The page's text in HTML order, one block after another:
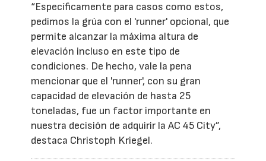
“Específicamente para casos como estos,
pedimos la grúa con el 'runner' opcional, que
permite alcanzar la máxima altura de
elevación incluso en este tipo de
condiciones. De hecho, vale la pena
mencionar que el 'runner', con su gran
capacidad de elevación de hasta 25
toneladas, fue un factor importante en
nuestra decisión de adquirir la AC 45 City”,
destaca Christoph Kriegel.